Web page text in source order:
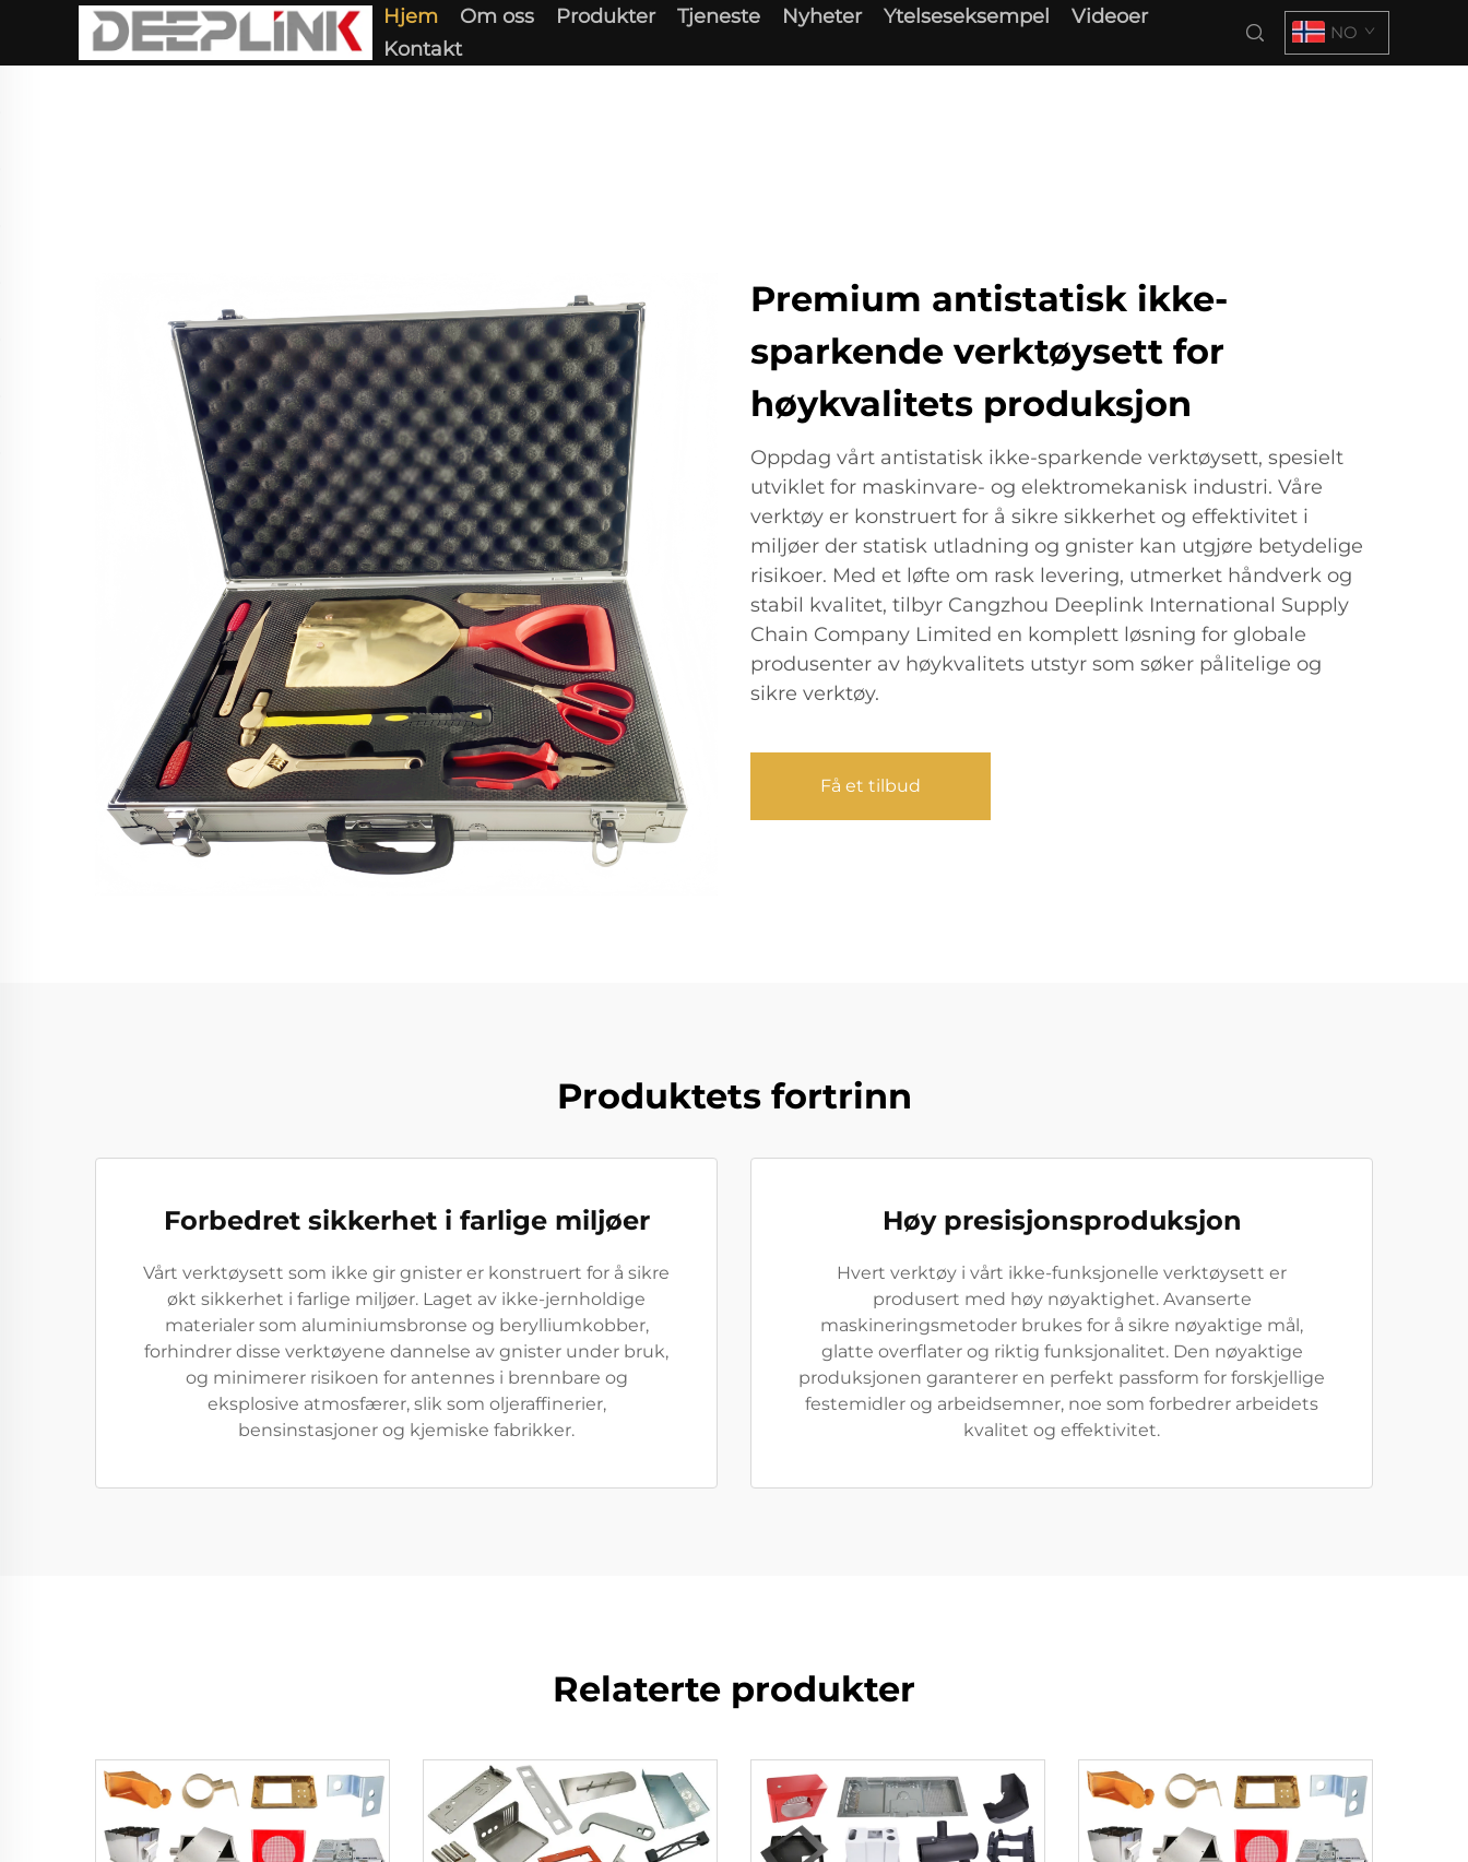
Hjem Om oss Produkter Tjeneste Nyheter Ytelseseksempel
Videoer
Kontakt
NO
Premium antistatisk ikke-
sparkende verktøysett for
høykvalitets produksjon
Oppdag vårt antistatisk ikke-sparkende verktøysett, spesielt
utviklet for maskinvare- og elektromekanisk industri. Våre
verktøy er konstruert for å sikre sikkerhet og effektivitet i
miljøer der statisk utladning og gnister kan utgjøre betydelige
risikoer. Med et løfte om rask levering, utmerket håndverk og
stabil kvalitet, tilbyr Cangzhou Deeplink International Supply
Chain Company Limited en komplett løsning for globale
produsenter av høykvalitets utstyr som søker pålitelige og
sikre verktøy.
Få et tilbud
Produktets fortrinn
Forbedret sikkerhet i farlige miljøer
Vårt verktøysett som ikke gir gnister er konstruert for å sikre
økt sikkerhet i farlige miljøer. Laget av ikke-jernholdige
materialer som aluminiumsbronse og berylliumkobber,
forhindrer disse verktøyene dannelse av gnister under bruk,
og minimerer risikoen for antennes i brennbare og
eksplosive atmosfærer, slik som oljeraffinerier,
bensinstasjoner og kjemiske fabrikker.
Høy presisjonsproduksjon
Hvert verktøy i vårt ikke-funksjonelle verktøysett er
produsert med høy nøyaktighet. Avanserte
maskineringsmetoder brukes for å sikre nøyaktige mål,
glatte overflater og riktig funksjonalitet. Den nøyaktige
produksjonen garanterer en perfekt passform for forskjellige
festemidler og arbeidsemner, noe som forbedrer arbeidets
kvalitet og effektivitet.
Relaterte produkter